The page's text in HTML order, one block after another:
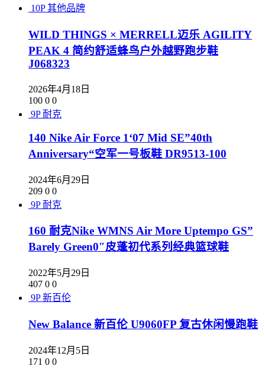
10P 其他品牌
WILD THINGS × MERRELL迈乐 AGILITY
PEAK 4 简约舒适蜂鸟户外越野跑步鞋
J068323
2026年4月18日
100 0 0
9P 耐克
140 Nike Air Force 1‘07 Mid SE”40th
Anniversary“空军一号板鞋 DR9513-100
2024年6月29日
209 0 0
9P 耐克
160 耐克Nike WMNS Air More Uptempo GS”
Barely Green0″皮蓬初代系列经典篮球鞋
2022年5月29日
407 0 0
9P 新百伦
New Balance 新百伦 U9060FP 复古休闲慢跑鞋
2024年12月5日
171 0 0